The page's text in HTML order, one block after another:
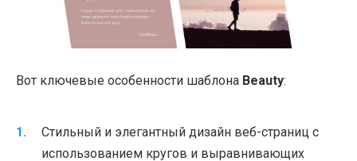
Вот ключевые особенности шаблона Beauty:
Стильный и элегантный дизайн веб-страниц с
использованием кругов и выравнивающих